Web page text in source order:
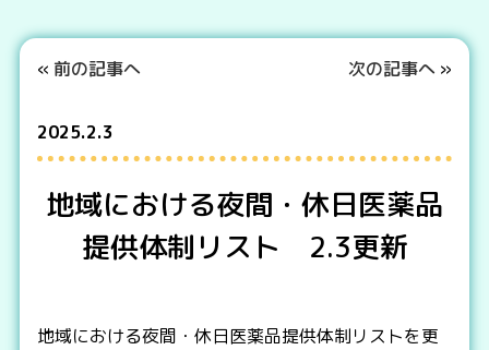
« 前の記事へ 次の記事へ »
2025.2.3
地域における夜間・休日医薬品
提供体制リスト 2.3更新
地域における夜間・休日医薬品提供体制リストを更